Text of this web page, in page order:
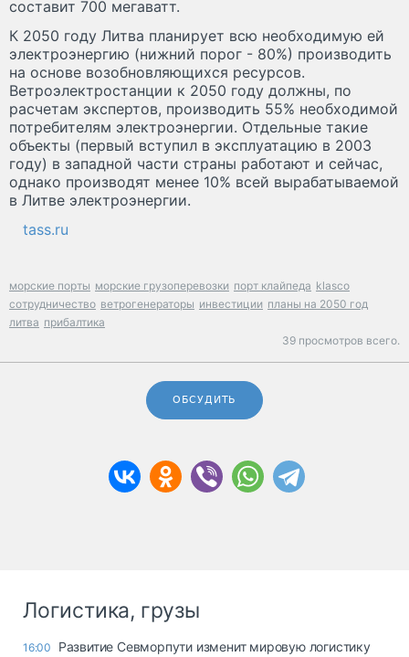
составит 700 мегаватт.
К 2050 году Литва планирует всю необходимую ей
электроэнергию (нижний порог - 80%) производить
на основе возобновляющихся ресурсов.
Ветроэлектростанции к 2050 году должны, по
расчетам экспертов, производить 55% необходимой
потребителям электроэнергии. Отдельные такие
объекты (первый вступил в эксплуатацию в 2003
году) в западной части страны работают и сейчас,
однако производят менее 10% всей вырабатываемой
в Литве электроэнергии.
tass.ru
морские порты морские грузоперевозки порт клайпеда klasco
сотрудничество ветрогенераторы инвестиции планы на 2050 год
литва прибалтика
39 просмотров всего.
ОБСУДИТЬ
Логистика, грузы
16:00
Развитие Севморпути изменит мировую логистику